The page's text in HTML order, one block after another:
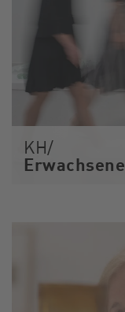
KH/
Erwachsene